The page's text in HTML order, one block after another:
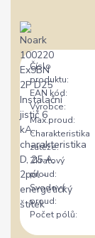
Číslo
produktu:
EAN kód:
Výrobce:
Max.proud:
Charakteristika
zátěže:
Zkratový
proud:
Svodový
proud:
Počet pólů: